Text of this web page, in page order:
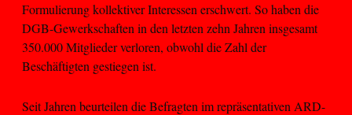
Formulierung kollektiver Interessen erschwert. So haben die
DGB-Gewerkschaften in den letzten zehn Jahren insgesamt
350.000 Mitglieder verloren, obwohl die Zahl der
Beschäftigten gestiegen ist.
Seit Jahren beurteilen die Befragten im repräsentativen ARD-